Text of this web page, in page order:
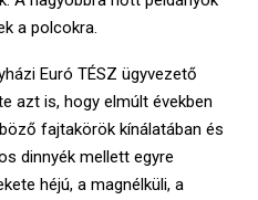
a polcokra.
Euró TÉSZ ügyvezető
azt is, hogy elmúlt években
fajtakörök kínálatában és
dinnyék mellett egyre
héjú, a magnélküli, a